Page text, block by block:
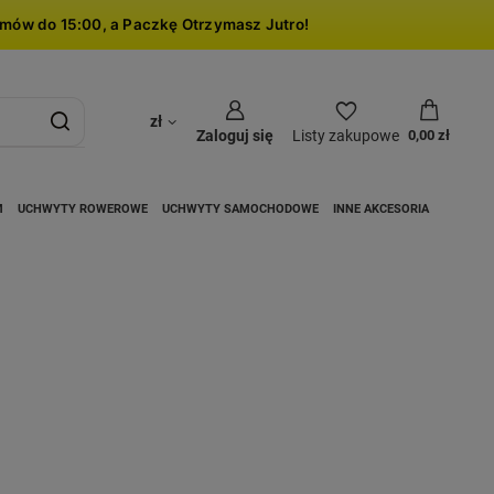
do 15:00, a Paczkę Otrzymasz Jutro!
zł
Zaloguj się
Listy zakupowe 0,00 zł
UCHWYTY ROWEROWE UCHWYTY SAMOCHODOWE INNE AKCESORIA